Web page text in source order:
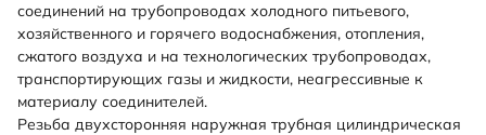
соединений на трубопроводах холодного питьевого,
хозяйственного и горячего водоснабжения, отопления,
сжатого воздуха и на технологических трубопроводах,
транспортирующих газы и жидкости, неагрессивные к
материалу соединителей.
Резьба двухсторонняя наружная трубная цилиндрическая